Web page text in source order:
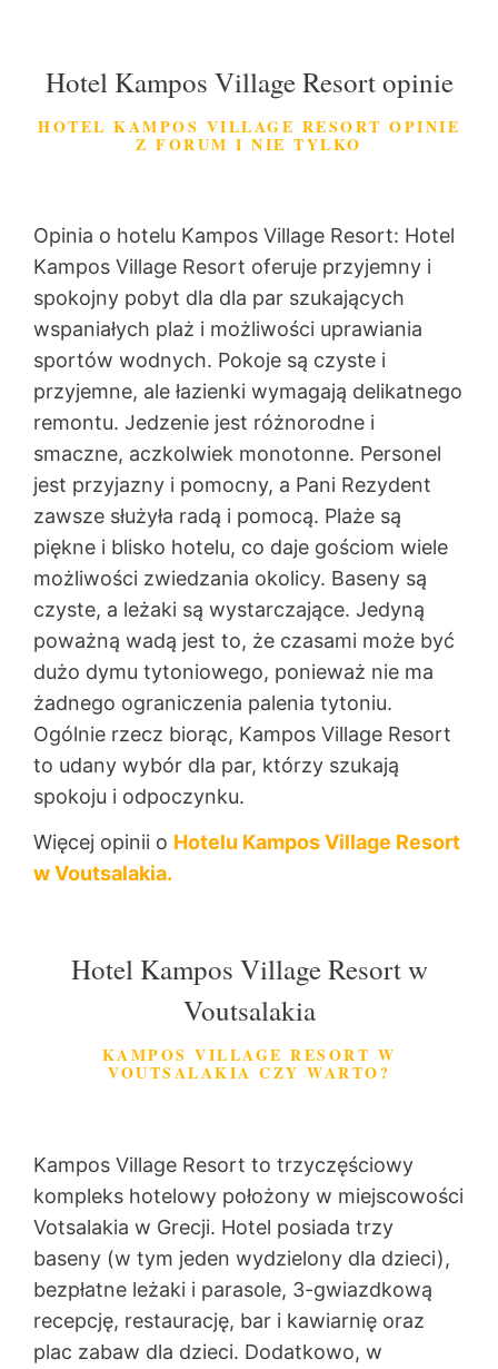
Hotel Kampos Village Resort opinie
HOTEL KAMPOS VILLAGE RESORT OPINIE
Z FORUM I NIE TYLKO
Opinia o hotelu Kampos Village Resort: Hotel
Kampos Village Resort oferuje przyjemny i
spokojny pobyt dla dla par szukających
wspaniałych plaż i możliwości uprawiania
sportów wodnych. Pokoje są czyste i
przyjemne, ale łazienki wymagają delikatnego
remontu. Jedzenie jest różnorodne i
smaczne, aczkolwiek monotonne. Personel
jest przyjazny i pomocny, a Pani Rezydent
zawsze służyła radą i pomocą. Plaże są
piękne i blisko hotelu, co daje gościom wiele
możliwości zwiedzania okolicy. Baseny są
czyste, a leżaki są wystarczające. Jedyną
poważną wadą jest to, że czasami może być
dużo dymu tytoniowego, ponieważ nie ma
żadnego ograniczenia palenia tytoniu.
Ogólnie rzecz biorąc, Kampos Village Resort
to udany wybór dla par, którzy szukają
spokoju i odpoczynku.
Więcej opinii o Hotelu Kampos Village Resort
w Voutsalakia.
Hotel Kampos Village Resort w
Voutsalakia
KAMPOS VILLAGE RESORT W
VOUTSALAKIA CZY WARTO?
Kampos Village Resort to trzyczęściowy
kompleks hotelowy położony w miejscowości
Votsalakia w Grecji. Hotel posiada trzy
baseny (w tym jeden wydzielony dla dzieci),
bezpłatne leżaki i parasole, 3-gwiazdkową
recepcję, restaurację, bar i kawiarnię oraz
plac zabaw dla dzieci. Dodatkowo, w